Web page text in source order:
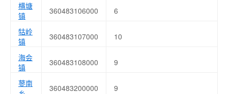
横塘
镇
360483106000 6
牯岭
镇
360483107000 10
海会
镇
360483108000 9
蓼南
360483200000 9